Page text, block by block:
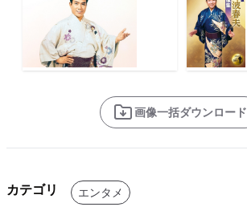
画像一括ダウンロード
カテゴリ エンタメ